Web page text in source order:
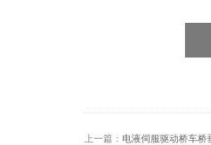
上一篇： 电液伺服驱动桥车桥